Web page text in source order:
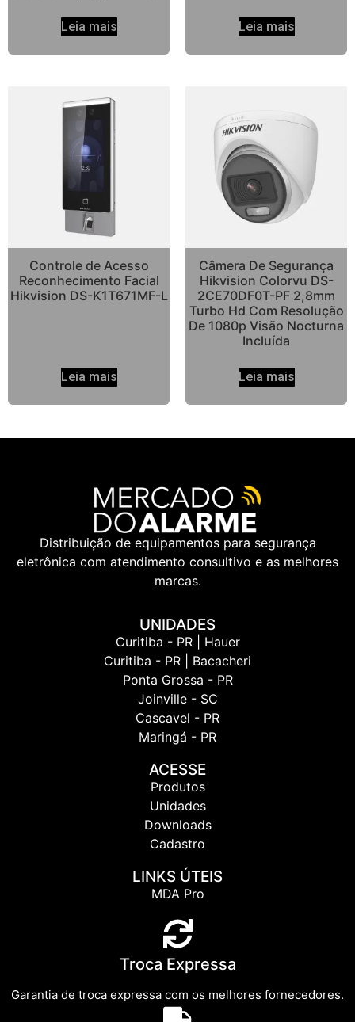
Leia mais Leia mais
Controle de Acesso
Reconhecimento Facial
Hikvision DS-K1T671MF-L
Leia mais
Câmera De Segurança
Hikvision Colorvu DS-
2CE70DF0T-PF 2,8mm
Turbo Hd Com Resolução
De 1080p Visão Nocturna
Incluída
Leia mais
Distribuição de equipamentos para segurança
eletrônica com atendimento consultivo e as melhores
marcas.
UNIDADES
Curitiba - PR | Hauer
Curitiba - PR | Bacacheri
Ponta Grossa - PR
Joinville - SC
Cascavel - PR
Maringá - PR
ACESSE
Produtos
Unidades
Downloads
Cadastro
LINKS ÚTEIS
MDA Pro
Troca Expressa
Garantia de troca expressa com os melhores fornecedores.